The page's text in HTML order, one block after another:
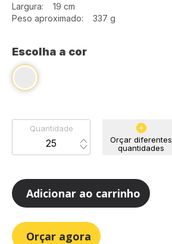
Largura: 19 cm
Peso aproximado: 337 g
Escolha a cor
Quantidade
Orçar diferentes
quantidades
Adicionar ao carrinho
Orçar agora